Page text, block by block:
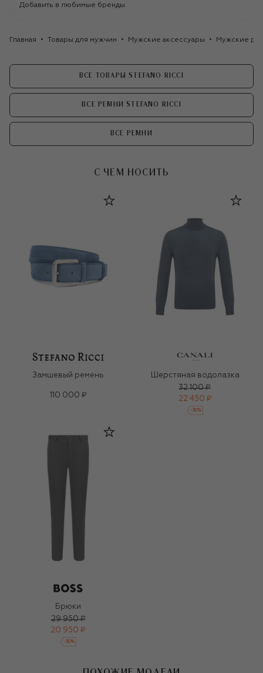
Добавить в любимые бренды
Главная Товары для мужчин Мужские аксессуары Мужские
ВСЕ ТОВАРЫ STEFANO RICCI
ВСЕ РЕМНИ STEFANO RICCI
ВСЕ РЕМНИ
С ЧЕМ НОСИТЬ
Замшевый ремень
110 000 ₽
Шерстяная водолазка
32 100 ₽
22 450 ₽
-30%
Брюки
29 950 ₽
20 950 ₽
-30%